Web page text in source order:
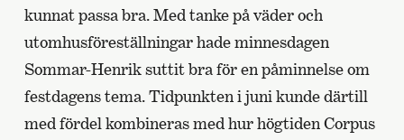
kunnat passa bra. Med tanke på väder och
utomhusföreställningar hade minnesdagen
Sommar-Henrik suttit bra för en påminnelse om
festdagens tema. Tidpunkten i juni kunde därtill
med fördel kombineras med hur högtiden Corpus